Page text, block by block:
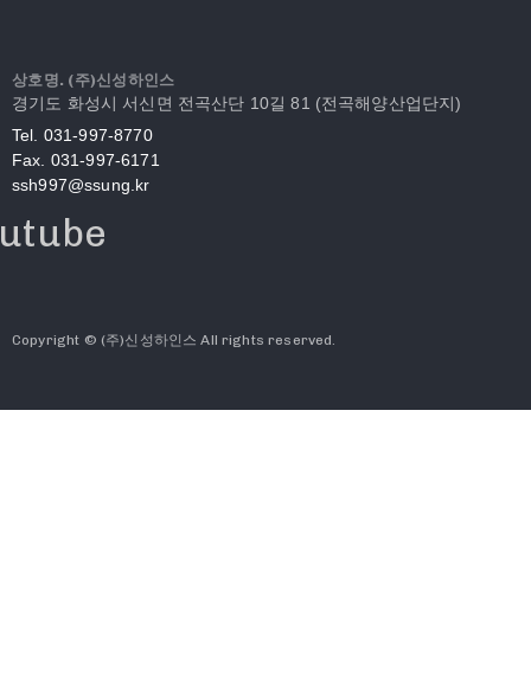
상호명. (주)신성하인스
경기도 화성시 서신면 전곡산단 10길 81 (전곡해양산업단지)
Tel. 031-997-8770
Fax. 031-997-6171
ssh997@ssung.kr
Copyright © (주)신성하인스 All rights reserved.